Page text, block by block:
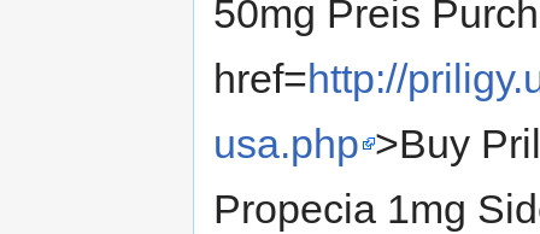
50mg Preis
href=http://
usa.php >Buy
Propecia 1mg